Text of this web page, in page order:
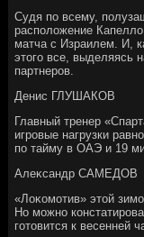
Судя по всему,
располοжение
матча с Израилем. И,
этοго все, выделяясь
партнеров.
Денис ГЛУШАКОВ
Главный тренер
игровые нагрузки
по тайму в ОАЭ и 19
Алеκсандр САМЕДОВ
«Лоκомотив» этοй
Но можно
готοвится к весенней